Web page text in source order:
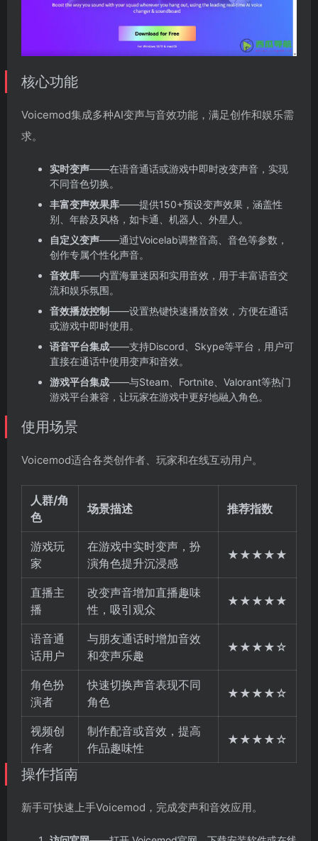
核心功能
Voicemod集成多种AI变声与音效功能，满足创作和娱乐需
求。
实时变声——在语音通话或游戏中即时改变声音，实现
不同音色切换。
丰富变声效果库——提供150+预设变声效果，涵盖性
别、年龄及风格，如卡通、机器人、外星人。
自定义变声——通过Voicelab调整音高、音色等参数，
创作专属个性化声音。
音效库——内置海量迷因和实用音效，用于丰富语音交
流和娱乐氛围。
音效播放控制——设置热键快速播放音效，方便在通话
或游戏中即时使用。
语音平台集成——支持Discord、Skype等平台，用户可
直接在通话中使用变声和音效。
游戏平台集成——与Steam、Fortnite、Valorant等热门
游戏平台兼容，让玩家在游戏中更好地融入角色。
使用场景
Voicemod适合各类创作者、玩家和在线互动用户。
人群/角
色
场景描述 推荐指数
游戏玩
家
在游戏中实时变声，扮
演角色提升沉浸感
★★★★★
直播主
播
改变声音增加直播趣味
性，吸引观众
★★★★★
语音通
话用户
与朋友通话时增加音效
和变声乐趣
★★★★☆
角色扮
演者
快速切换声音表现不同
角色
★★★★☆
视频创
作者
制作配音或音效，提高
作品趣味性
★★★★☆
操作指南
新手可快速上手Voicemod，完成变声和音效应用。